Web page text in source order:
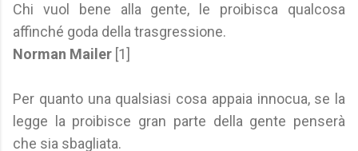
Chi vuol bene alla gente, le proibisca qualcosa
affinché goda della trasgressione.
Norman Mailer [1]
Per quanto una qualsiasi cosa appaia innocua, se la
legge la proibisce gran parte della gente penserà
che sia sbagliata.